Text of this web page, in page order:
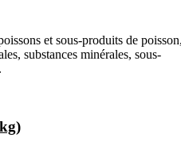
et sous-produits de
substances minérales, sous-